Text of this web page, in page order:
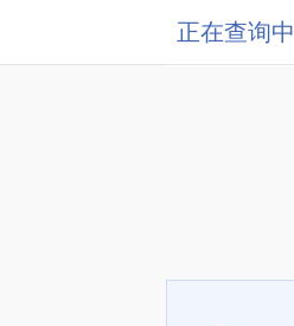
正在查询中